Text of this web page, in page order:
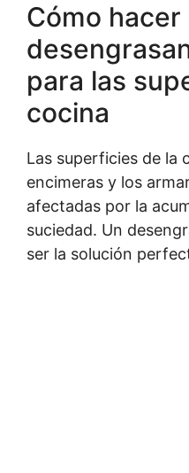
Cómo hacer
para las
cocina
Las superficies de la
encimeras y los
afectadas por la
suciedad. Un
ser la solución